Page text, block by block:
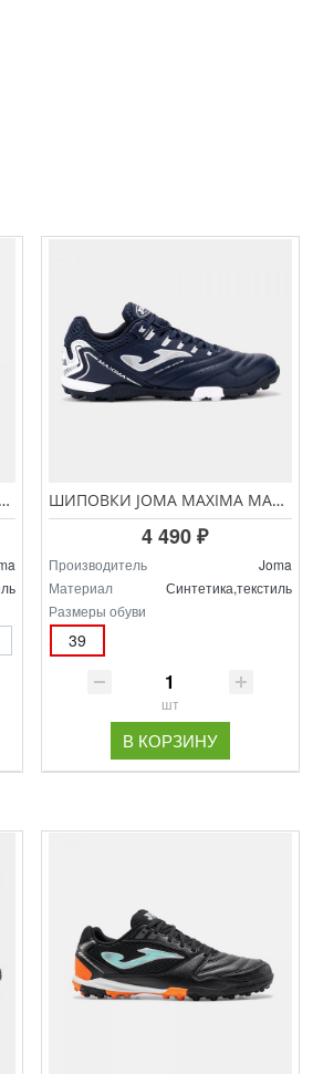
Шиповки Joma Dribling TF DRIS.2604.TF ШИПОВКИ JOMA MAXIMA MAXW.2603.TF
4 490 ₽
Производитель
Joma
Материал
Синтетика,текстиль
Размеры обуви
39
шт
В КОРЗИНУ